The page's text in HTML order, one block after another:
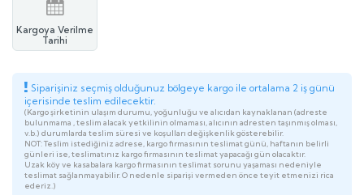
Kargoya Verilme
Tarihi
Siparişiniz seçmiş olduğunuz bölgeye kargo ile ortalama 2 iş günü
içerisinde teslim edilecektir.
(Kargo şirketinin ulaşım durumu, yoğunluğu ve alıcıdan kaynaklanan (adreste
bulunmama , teslim alacak yetkilinin olmaması, alıcının adresten taşınmış olması,
v.b.) durumlarda teslim süresi ve koşulları değişkenlik gösterebilir.
NOT: Teslim istediğiniz adrese, kargo firmasının teslimat günü, haftanın belirli
günleri ise, teslimatınız kargo firmasının teslimat yapacağı gün olacaktır.
Uzak köy ve kasabalara kargo firmasının teslimat sorunu yaşaması nedeniyle
teslimat sağlanmayabilir. O nedenle siparişi vermeden önce teyit etmenizi rica
ederiz.)